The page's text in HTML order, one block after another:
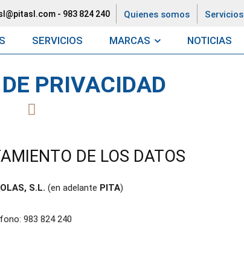
- 983 824 240 Quienes somos Servicios
SERVICIOS MARCAS NOTICIAS
PRIVACIDAD
DE LOS DATOS
S.L. (en adelante PITA)
983 824 240